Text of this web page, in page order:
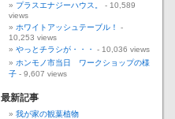
プラスエナジーハウス。
- 10,589
views
ホワイトアッシュテーブル！
-
10,253 views
やっとチラシが・・・
- 10,036 views
ホンモノ市当日 ワークショップの様
子 - 9,607 views
最新記事
我が家の観葉植物